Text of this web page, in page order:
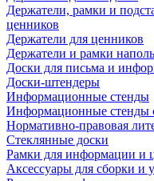
Держатели, рамки и
ценников
Держатели для ценников
Держатели и рамки
Доски для письма и
Доски-штендеры
Информационные стенды
Информационные стенды
Нормативно-правовая
Стеклянные доски
Рамки для информации и
Аксессуары для сборки и